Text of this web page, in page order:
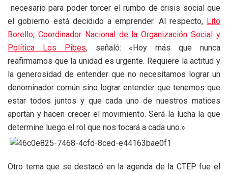
necesario para poder torcer el rumbo de crisis social que
el gobierno está decidido a emprender. Al respecto, Lito
Borello, Coordinador Nacional de la Organización Social y
Política Los Pibes, señaló: «Hoy más que nunca
reafirmamos que la unidad es urgente. Requiere la actitud y
la generosidad de entender que no necesitamos lograr un
denominador común sino lograr entender que tenemos que
estar todos juntos y que cada uno de nuestros matices
aportan y hacen crecer el movimiento. Será la lucha la que
determine luego el rol que nos tocará a cada uno.»
Otro tema que se destacó en la agenda de la CTEP fue el